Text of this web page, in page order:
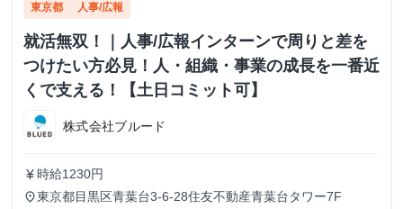
東京都 人事/広報
就活無双！｜人事/広報インターンで周りと差を
つけたい方必見！人・組織・事業の成長を一番近
くで支える！【土日コミット可】
株式会社ブルード
currency_yen 時給1230円
place東京都目黒区青葉台3-6-28住友不動産青葉台タワー7F